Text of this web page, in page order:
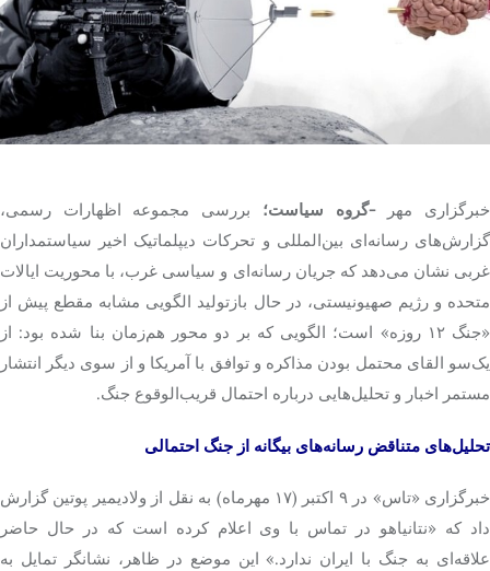
آوین دیلی
پایگاه خبری آبان
خبرگزاری مهر -گروه سیاست؛ بررسی مجموعه اظهارات رسمی،
گزارش‌های رسانه‌ای بین‌المللی و تحرکات دیپلماتیک اخیر سیاستمداران
غربی نشان می‌دهد که جریان رسانه‌ای و سیاسی غرب، با محوریت ایالات
متحده و رژیم صهیونیستی، در حال بازتولید الگویی مشابه مقطع پیش از
«جنگ ۱۲ روزه» است؛ الگویی که بر دو محور هم‌زمان
بنا شده بود: از
یک‌سو القای محتمل بودن مذاکره و توافق با آمریکا و از سوی دیگر انتشار
مستمر اخبار و تحلیل‌هایی درباره احتمال قریب‌الوقوع جنگ.
تحلیل‌های متناقض رسانه‌های بیگانه از جنگ احتمالی
خبرگزاری «تاس» در ۹ اکتبر (۱۷ مهرماه) به نقل از ولادیمیر پوتین گزارش
داد که «نتانیاهو در تماس با وی اعلام کرده است که در حال حاضر
علاقه‌ای به جنگ با ایران ندارد.» این موضع در ظاهر، نشانگر تمایل به